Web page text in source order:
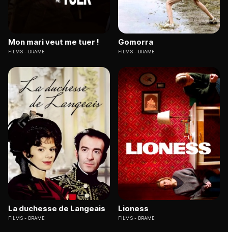
Mon mari veut me tuer !
FILMS DRAME
Gomorra
FILMS DRAME
La duchesse de Langeais
FILMS DRAME
Lioness
FILMS DRAME